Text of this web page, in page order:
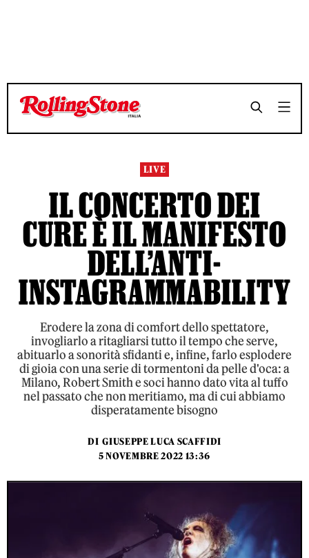
TEMPO DI LETTURA 8 MINUTI SHARE
TEMPO DI LETTURA 8 MINUTI SHARE
LIVE
IL CONCERTO DEI
CURE È IL MANIFESTO
DELL’ANTI-
INSTAGRAMMABILITY
Erodere la zona di comfort dello spettatore,
invogliarlo a ritagliarsi tutto il tempo che serve,
abituarlo a sonorità sfidanti e, infine, farlo esplodere
di gioia con una serie di tormentoni da pelle d'oca: a
Milano, Robert Smith e soci hanno dato vita al tuffo
nel passato che non meritiamo, ma di cui abbiamo
disperatamente bisogno
DI GIUSEPPE LUCA SCAFFIDI
5 NOVEMBRE 2022 13:36